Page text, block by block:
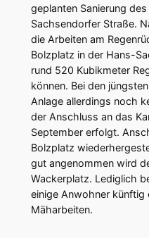
geplanten Sanierung
Sachsendorfer Straße.
die Arbeiten am
Bolzplatz in der Hans-
rund 520 Kubikmeter
können. Bei den
Anlage allerdings noch
der Anschluss an das
September erfolgt.
Bolzplatz
gut angenommen wird
Wackerplatz. Lediglich
einige Anwohner künftig
Mäharbeiten.